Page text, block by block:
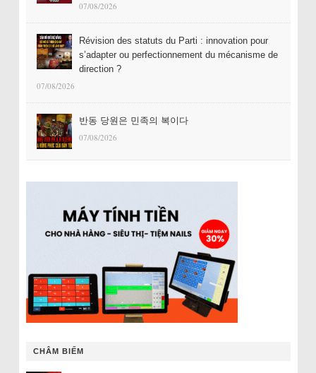
07/08/2026
Révision des statuts du Parti : innovation pour
s’adapter ou perfectionnement du mécanisme de
direction ?
07/08/2026
반동 당원은 민족의 복이다
07/08/2026
CHÂM BIẾM